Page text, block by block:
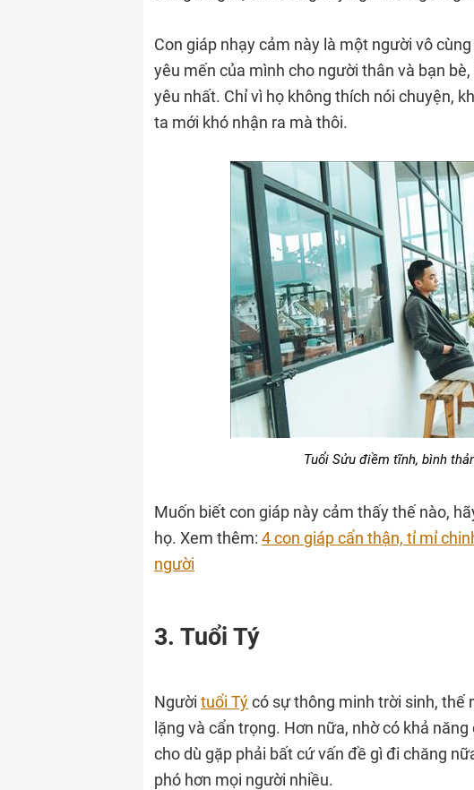
Con giáp nhạy cảm này là một người vô
yêu mến của mình cho người thân và bạn
yêu nhất. Chỉ vì họ không thích nói chuyện,
ta mới khó nhận ra mà thôi.
Tuổi Sửu điềm tĩnh, bình
Muốn biết con giáp này cảm thấy thế nào,
họ. Xem thêm: 4 con giáp cẩn thận, tỉ mỉ
người
3. Tuổi Tý
Người tuổi Týcó sự thông minh trời sinh, thế
lặng và cẩn trọng. Hơn nữa, nhờ có khả
cho dù gặp phải bất cứ vấn đề gì đi chăng
phó hơn mọi người nhiều.